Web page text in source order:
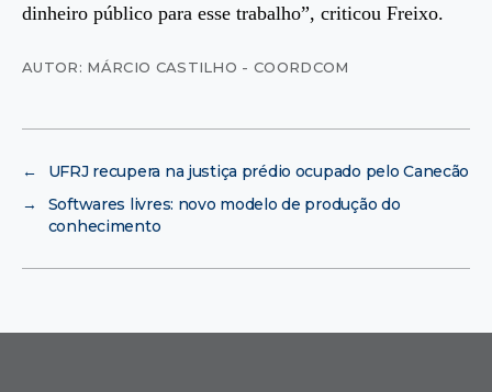
dinheiro público para esse trabalho”, criticou Freixo.
AUTOR: MÁRCIO CASTILHO - COORDCOM
←
UFRJ recupera na justiça prédio ocupado pelo Canecão
→
Softwares livres: novo modelo de produção do
conhecimento